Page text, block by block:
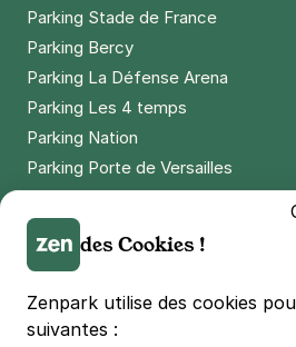
Parking Stade de France
Parking Bercy
Parking La Défense Arena
Parking Les 4 temps
Parking Nation
Parking Porte de Versailles
Parking Euralille
Parking Casino Barrière Lille
🌍 Passer de 130 à 110 km/h sur
des Cookies !
Zenpark utilise des cookies
suivantes :